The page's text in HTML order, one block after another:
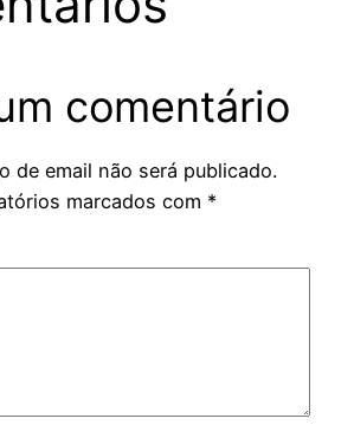
comentário
de email não será publicado.
marcados com *